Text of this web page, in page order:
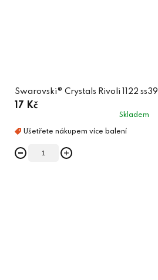
Swarovski® Crystals Rivoli 1122
17 Kč
Skladem